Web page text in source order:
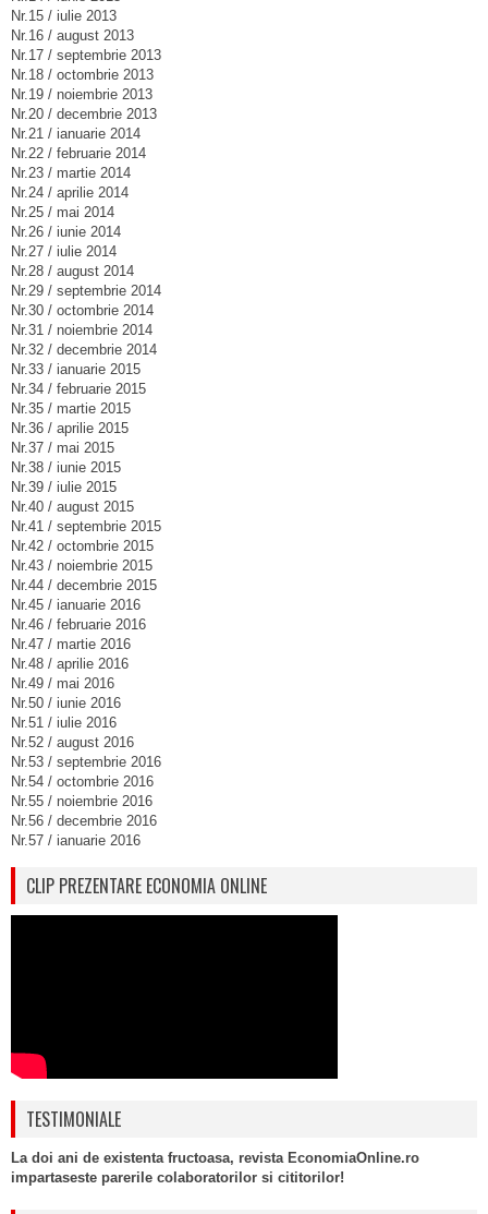
Nr.15 / iulie 2013
Nr.16 / august 2013
Nr.17 / septembrie 2013
Nr.18 / octombrie 2013
Nr.19 / noiembrie 2013
Nr.20 / decembrie 2013
Nr.21 / ianuarie 2014
Nr.22 / februarie 2014
Nr.23 / martie 2014
Nr.24 / aprilie 2014
Nr.25 / mai 2014
Nr.26 / iunie 2014
Nr.27 / iulie 2014
Nr.28 / august 2014
Nr.29 / septembrie 2014
Nr.30 / octombrie 2014
Nr.31 / noiembrie 2014
Nr.32 / decembrie 2014
Nr.33 / ianuarie 2015
Nr.34 / februarie 2015
Nr.35 / martie 2015
Nr.36 / aprilie 2015
Nr.37 / mai 2015
Nr.38 / iunie 2015
Nr.39 / iulie 2015
Nr.40 / august 2015
Nr.41 / septembrie 2015
Nr.42 / octombrie 2015
Nr.43 / noiembrie 2015
Nr.44 / decembrie 2015
Nr.45 / ianuarie 2016
Nr.46 / februarie 2016
Nr.47 / martie 2016
Nr.48 / aprilie 2016
Nr.49 / mai 2016
Nr.50 / iunie 2016
Nr.51 / iulie 2016
Nr.52 / august 2016
Nr.53 / septembrie 2016
Nr.54 / octombrie 2016
Nr.55 / noiembrie 2016
Nr.56 / decembrie 2016
Nr.57 / ianuarie 2016
CLIP PREZENTARE ECONOMIA ONLINE
TESTIMONIALE
La doi ani de existenta fructoasa, revista EconomiaOnline.ro
impartaseste parerile colaboratorilor si cititorilor!